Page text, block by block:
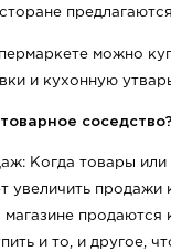
можно
и кухонную
соседство?
Когда товары или
увеличить продажи
продаются
и то, и другое,